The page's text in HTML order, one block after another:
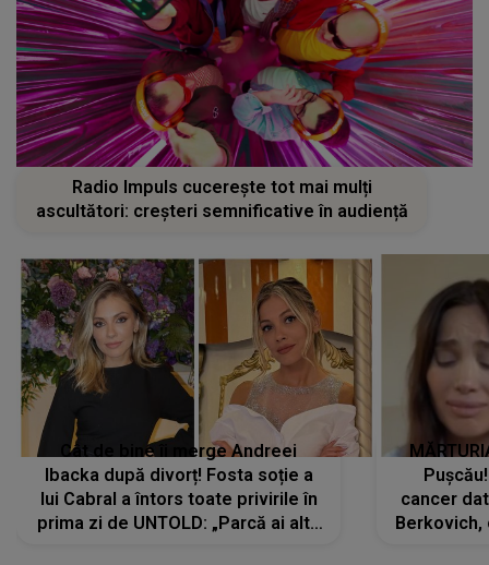
ascultători: creșteri semnificative în audiență
Ibacka după divorț! Fosta soție a
lui Cabral a întors toate privirile în
prima zi de UNTOLD: „Parcă ai altă
strălucire, emani putere,
încredere, siguranță...”
cancer
accident
Dacă